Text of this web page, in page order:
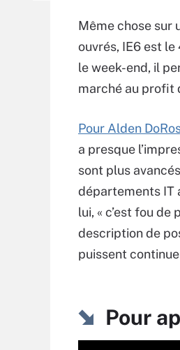
Même chose sur
ouvrés, IE6 est le
le week-end, il
marché au profit
Pour Alden
a presque
sont plus
départements IT
lui, « c’est fou
description de
puissent
Pour